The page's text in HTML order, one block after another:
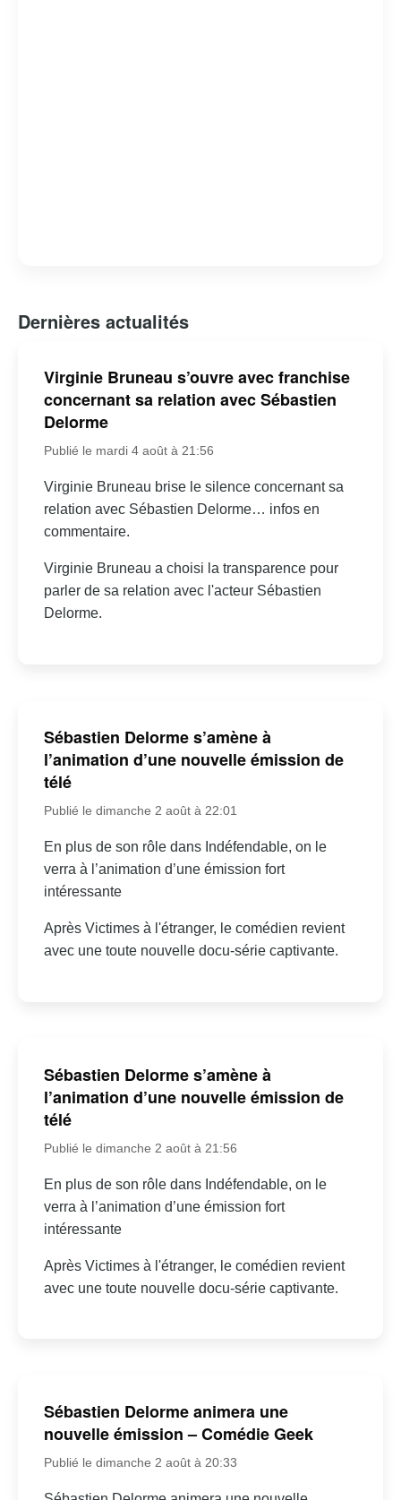
Dernières actualités
Virginie Bruneau s’ouvre avec franchise
concernant sa relation avec Sébastien
Delorme
Publié le mardi 4 août à 21:56
Virginie Bruneau brise le silence concernant sa
relation avec Sébastien Delorme… infos en
commentaire.
Virginie Bruneau a choisi la transparence pour
parler de sa relation avec l'acteur Sébastien
Delorme.
Sébastien Delorme s’amène à
l’animation d’une nouvelle émission de
télé
Publié le dimanche 2 août à 22:01
En plus de son rôle dans Indéfendable, on le
verra à l’animation d’une émission fort
intéressante
Après Victimes à l'étranger, le comédien revient
avec une toute nouvelle docu-série captivante.
Sébastien Delorme s’amène à
l’animation d’une nouvelle émission de
télé
Publié le dimanche 2 août à 21:56
En plus de son rôle dans Indéfendable, on le
verra à l’animation d’une émission fort
intéressante
Après Victimes à l'étranger, le comédien revient
avec une toute nouvelle docu-série captivante.
Sébastien Delorme animera une
nouvelle émission – Comédie Geek
Publié le dimanche 2 août à 20:33